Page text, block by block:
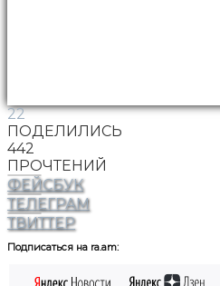
22
ПОДЕЛИЛИСЬ
442
ПРОЧТЕНИЙ
ФЕЙСБУК
ТЕЛЕГРАМ
ТВИТТЕР
Подписаться на ra.am: